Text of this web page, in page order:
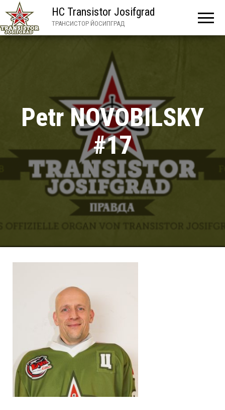
HC Transistor Josifgrad
ТРАНСИСТОР ЙОСИПГРАД
Petr NOVOBILSKY
#17